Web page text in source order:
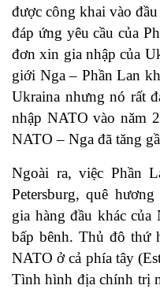
được công khai vào
đáp ứng yêu cầu của
đơn xin gia nhập của
giới Nga – Phần Lan
Ukraina nhưng nó rất
nhập NATO vào năm
NATO – Nga đã tăng
Ngoài ra, việc Phần
Petersburg, quê
gia hàng đầu khác
bấp bênh. Thủ đô thứ
NATO ở cả phía tây
Tình hình địa chính trị